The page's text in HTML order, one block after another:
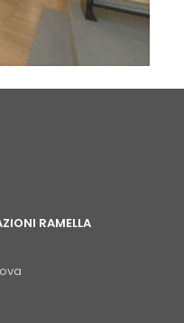
RAMELLA